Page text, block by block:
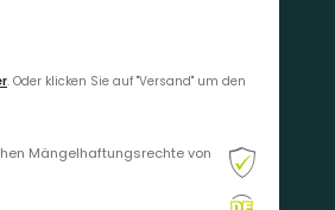
. Oder klicken Sie auf "Versand" um den
Mängelhaftungsrechte von